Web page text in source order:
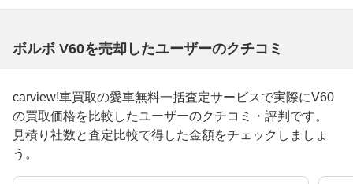
ボルボ V60を売却したユーザーのクチコミ
carview!車買取の愛車無料一括査定サービスで実際にV60
の買取価格を比較したユーザーのクチコミ・評判です。
見積り社数と査定比較で得した金額をチェックしましょ
う。